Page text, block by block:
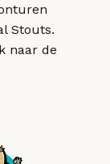
Stouts.
naar de